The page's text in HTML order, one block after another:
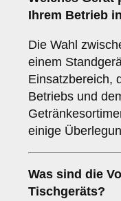
Ihrem Betrieb in
Die Wahl
einem
Einsatzbereich,
Betriebs und
einige
Was sind die
Tischgeräts?